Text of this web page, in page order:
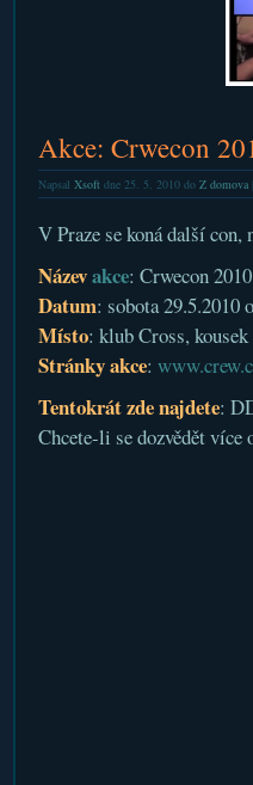
Akce: Crwecon
Napsal Xsoftdne 25. 5. 2010 do Z domova|
V Praze se koná další
Názevakce: Crwecon 2010
Datum: sobota 29.5.2010
Místo: klub Cross,
Stránky akce:
Tentokrát zde najdete:
Chcete-li se dozvědět více